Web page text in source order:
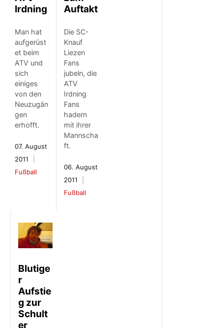
Irdning
Man hat
aufgerüst
et beim
ATV und
sich
einiges
von den
Neuzugän
gen
erhofft.
07. August
2011
Fußball
Auftakt
Die SC-
Knauf
Liezen
Fans
jubeln, die
ATV
Irdning
Fans
hadern
mit ihrer
Mannscha
ft.
06. August
2011
Fußball
Blutige
r
Aufstie
g zur
Schult
er